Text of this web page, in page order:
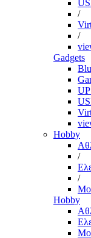
/
/
Gadgets
Hobby
/
/
Hobby